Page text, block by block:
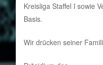
Kreisliga Staffel I sowie
Basis.
Wir drücken seiner